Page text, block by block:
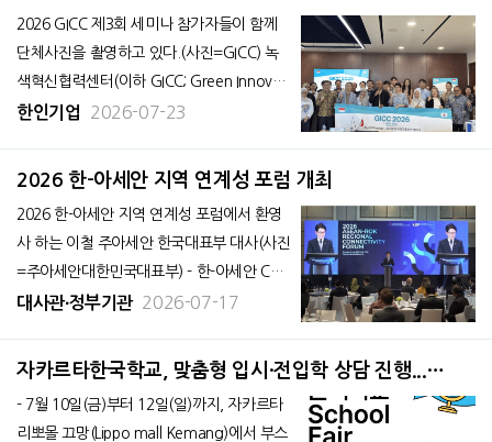
다.
장 진출 전략 세미나 개최
2026 GICC 제3회 세미나 참가자들이 함께
단체사진을 촬영하고 있다.(사진=GICC) 녹
색혁신협력센터(이하 GICC; Green Innovati
on Cooperation Center)는 7월 22일 자카
벌비즈니스센터에서 ‘인도네시아 진출 한국
전략’
한인기업 2026-07-23
2026 한-아세안 지역 연계성 포럼 개최
2026 한-아세안 지역 연계성 포럼에서 환영
사 하는 이철 주아세안 한국대표부 대사(사진
=주아세안대한민국대표부) - 한-아세안 CSP
비전 및 아세안 공동체 비전 2045 下 한-아세
한민국대표부는 대외경제정책연구원(KIEP)
26 한-아세안
대사관∙정부기관 2026-07-17
자카르타한국학교, 맞춤형 입시·전입학 상담 진행...
'2026 Jakarta School Fair'참여
- 7월 10일(금)부터 12일(일)까지, 자카르타
리뽀몰 끄망(Lippo mall Kemang)에서 부스